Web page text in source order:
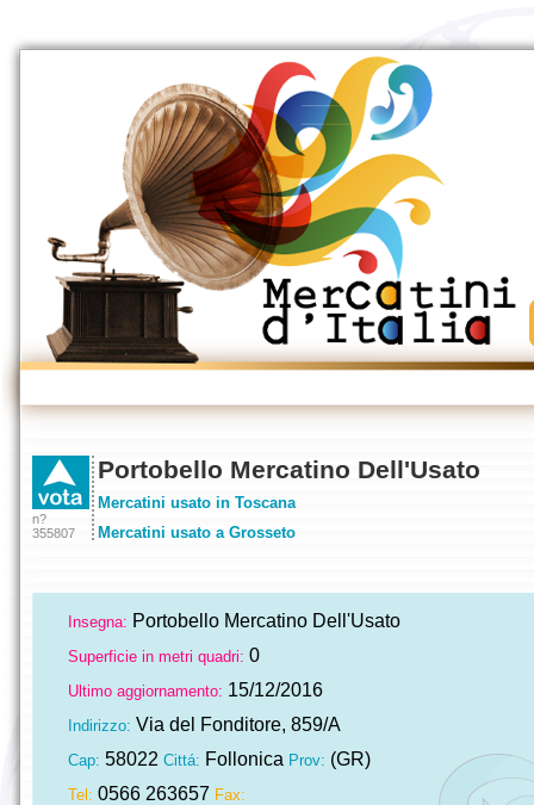
n?
355807
Portobello Mercatino Dell'Usato
Mercatini usato in Toscana
Mercatini usato a Grosseto
Insegna: Portobello Mercatino Dell'Usato
Superficie in metri quadri: 0
Ultimo aggiornamento: 15/12/2016
Indirizzo: Via del Fonditore, 859/A
Cap: 58022 Cittá: Follonica Prov: (GR)
Tel: 0566 263657 Fax: